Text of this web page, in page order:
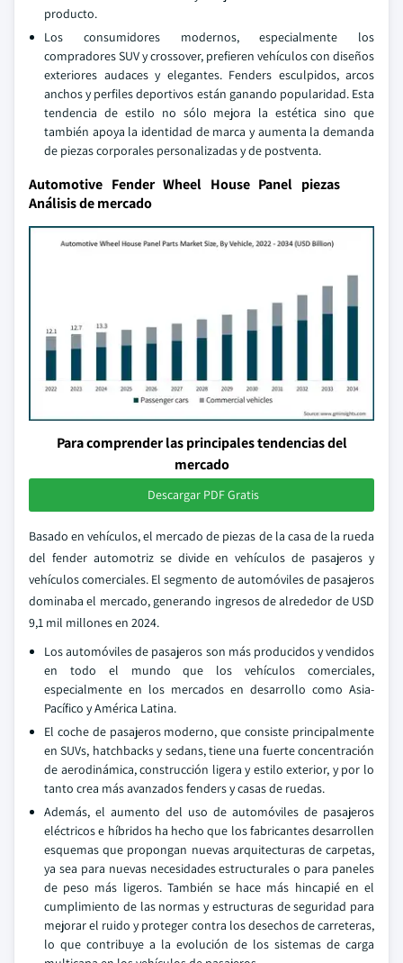
producto.
Los consumidores modernos, especialmente los
compradores SUV y crossover, prefieren vehículos con diseños
exteriores audaces y elegantes. Fenders esculpidos, arcos
anchos y perfiles deportivos están ganando popularidad. Esta
tendencia de estilo no sólo mejora la estética sino que
también apoya la identidad de marca y aumenta la demanda
de piezas corporales personalizadas y de postventa.
Automotive Fender Wheel House Panel piezas
Análisis de mercado
Para comprender las principales tendencias del
mercado
Descargar PDF Gratis
Basado en vehículos, el mercado de piezas de la casa de la rueda
del fender automotriz se divide en vehículos de pasajeros y
vehículos comerciales. El segmento de automóviles de pasajeros
dominaba el mercado, generando ingresos de alrededor de USD
9,1 mil millones en 2024.
Los automóviles de pasajeros son más producidos y vendidos
en todo el mundo que los vehículos comerciales,
especialmente en los mercados en desarrollo como Asia-
Pacífico y América Latina.
El coche de pasajeros moderno, que consiste principalmente
en SUVs, hatchbacks y sedans, tiene una fuerte concentración
de aerodinámica, construcción ligera y estilo exterior, y por lo
tanto crea más avanzados fenders y casas de ruedas.
Además, el aumento del uso de automóviles de pasajeros
eléctricos e híbridos ha hecho que los fabricantes desarrollen
esquemas que propongan nuevas arquitecturas de carpetas,
ya sea para nuevas necesidades estructurales o para paneles
de peso más ligeros. También se hace más hincapié en el
cumplimiento de las normas y estructuras de seguridad para
mejorar el ruido y proteger contra los desechos de carreteras,
lo que contribuye a la evolución de los sistemas de carga